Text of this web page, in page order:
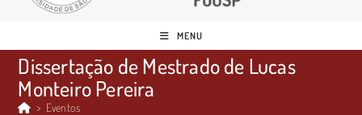
MENU
Dissertação de Mestrado de Lucas
Monteiro Pereira
> Eventos